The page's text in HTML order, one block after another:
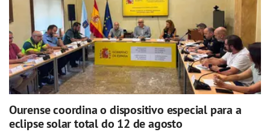
Ourense coordina o dispositivo especial para a
eclipse solar total do 12 de agosto